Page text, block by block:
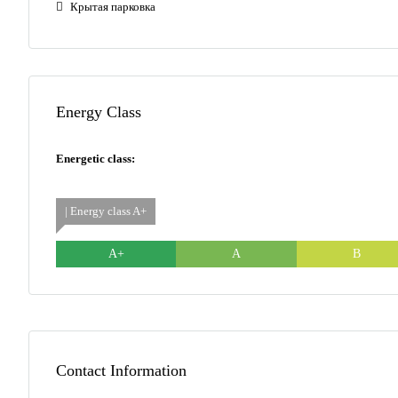
Крытая парковка
Energy Class
Energetic class:
| Energy class A+
A+ A B
Contact Information